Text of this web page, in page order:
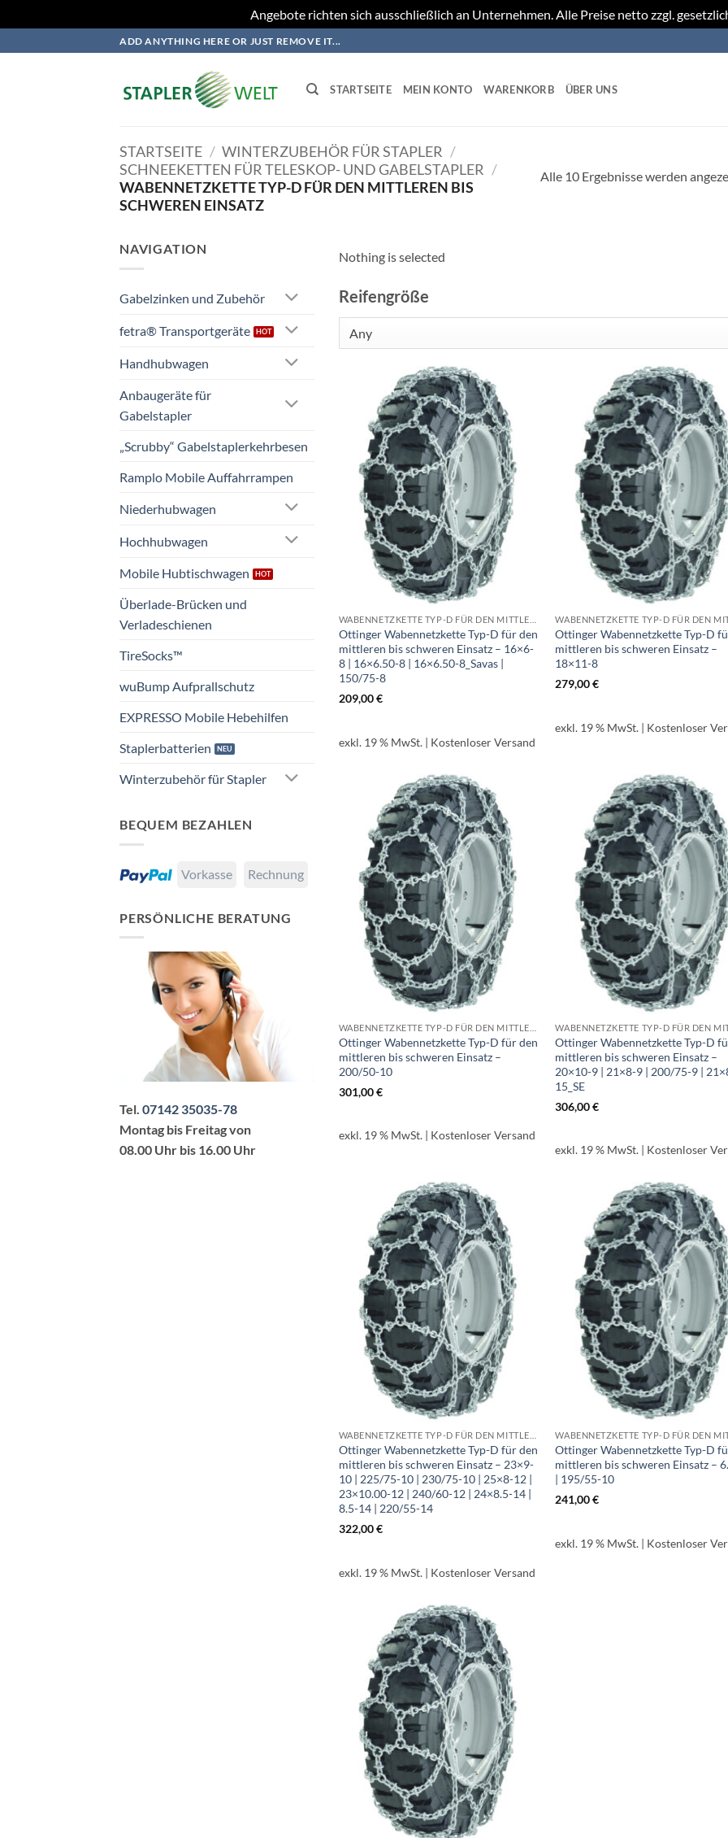
Angebote richten sich ausschließlich an Unternehmen. Alle Preise netto zzgl.
Inhalt
ADD ANYTHING HERE OR JUST REMOVE IT...
STARTSEITE MEIN KONTO WARENKORB ÜBER UNS
STARTSEITE / WINTERZUBEHÖR FÜR STAPLER /
SCHNEEKETTEN FÜR TELESKOP- UND GABELSTAPLER /
WABENNETZKETTE TYP-D FÜR DEN MITTLEREN BIS
SCHWEREN EINSATZ
Alle 10 Ergebnisse werden
NAVIGATION
Gabelzinken und Zubehör
fetra® Transportgeräte
Handhubwagen
Anbaugeräte für
Gabelstapler
„Scrubby“ Gabelstaplerkehrbesen
Ramplo Mobile Auffahrrampen
Niederhubwagen
Hochhubwagen
Mobile Hubtischwagen
Überlade-Brücken und
Verladeschienen
TireSocks™
wuBump Aufprallschutz
EXPRESSO Mobile Hebehilfen
Staplerbatterien
Winterzubehör für Stapler
BEQUEM BEZAHLEN
Vorkasse Rechnung
PERSÖNLICHE BERATUNG
Tel. 07142 35035-78
Montag bis Freitag von
08.00 Uhr bis 16.00 Uhr
Nothing is selected
Reifengröße
Any
Ottinger Wabennetzkette Typ-D für den
mittleren bis schweren Einsatz – 16×6-
8 | 16×6.50-8 | 16×6.50-8_Savas |
150/75-8
209,00€
exkl. 19 % MwSt. | Kostenloser Versand
Ottinger Wabennetzkette Typ-D
mittleren bis schweren Einsatz –
18×11-8
279,00€
exkl. 19 % MwSt. | Kostenloser
Ottinger Wabennetzkette Typ-D für den
mittleren bis schweren Einsatz –
200/50-10
301,00€
exkl. 19 % MwSt. | Kostenloser Versand
Ottinger Wabennetzkette Typ-D
mittleren bis schweren Einsatz –
20×10-9 | 21×8-9 | 200/75-9 |
15_SE
306,00€
exkl. 19 % MwSt. | Kostenloser
Ottinger Wabennetzkette Typ-D für den
mittleren bis schweren Einsatz – 23×9-
10 | 225/75-10 | 230/75-10 | 25×8-12 |
23×10.00-12 | 240/60-12 | 24×8.5-14 |
8.5-14 | 220/55-14
322,00€
exkl. 19 % MwSt. | Kostenloser Versand
Ottinger Wabennetzkette Typ-D
mittleren bis schweren Einsatz –
| 195/55-10
241,00€
exkl. 19 % MwSt. | Kostenloser